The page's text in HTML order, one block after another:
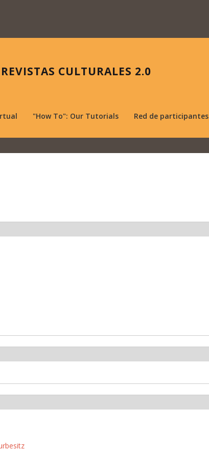
REVISTAS CULTURALES 2.0
"How To": Our Tutorials Red de participantes